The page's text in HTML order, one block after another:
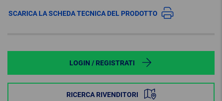
SCARICA LA SCHEDA TECNICA DEL PRODOTTO
LOGIN / REGISTRATI
RICERCA RIVENDITORI